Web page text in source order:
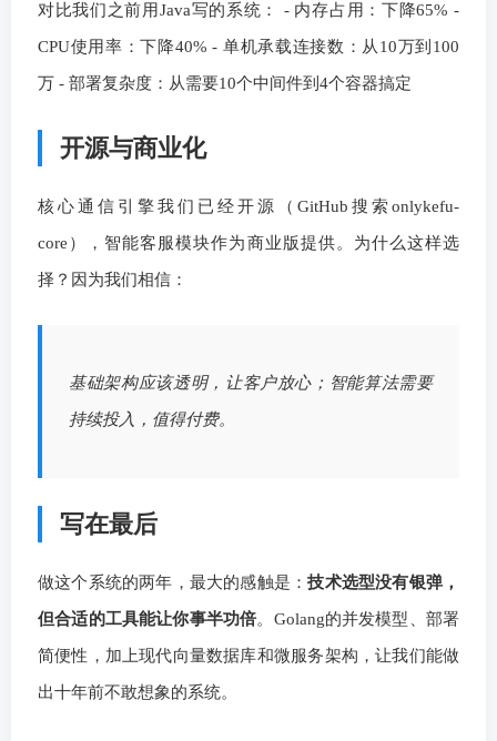
对比我们之前用Java写的系统： - 内存占用：下降65% -
CPU使用率：下降40% - 单机承载连接数：从10万到100
万 - 部署复杂度：从需要10个中间件到4个容器搞定
开源与商业化
核心通信引擎我们已经开源（GitHub搜索onlykefu-
core），智能客服模块作为商业版提供。为什么这样选
择？因为我们相信：
基础架构应该透明，让客户放心；智能算法需要
持续投入，值得付费。
写在最后
做这个系统的两年，最大的感触是：技术选型没有银弹，
但合适的工具能让你事半功倍。Golang的并发模型、部署
简便性，加上现代向量数据库和微服务架构，让我们能做
出十年前不敢想象的系统。